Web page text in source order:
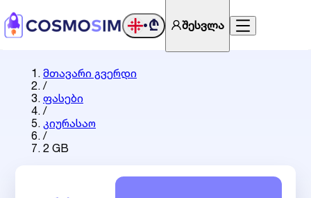
•₾ შესვლა
მთავარი გვერდი
/
ფასები
/
კიურასაო
/
2 GB